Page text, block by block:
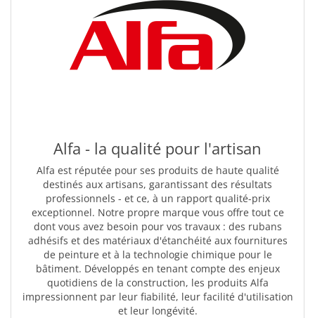
Alfa - la qualité pour l'artisan
Alfa est réputée pour ses produits de haute qualité
destinés aux artisans, garantissant des résultats
professionnels - et ce, à un rapport qualité-prix
exceptionnel. Notre propre marque vous offre tout ce
dont vous avez besoin pour vos travaux : des rubans
adhésifs et des matériaux d'étanchéité aux fournitures
de peinture et à la technologie chimique pour le
bâtiment. Développés en tenant compte des enjeux
quotidiens de la construction, les produits Alfa
impressionnent par leur fiabilité, leur facilité d'utilisation
et leur longévité.